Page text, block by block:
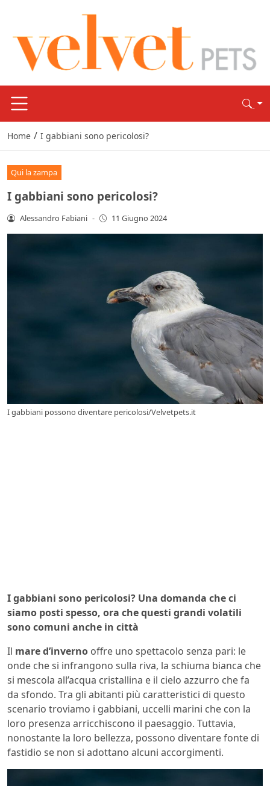
Home / I gabbiani sono pericolosi?
Qui la zampa
I gabbiani sono pericolosi?
Alessandro Fabiani - 11 Giugno 2024
I gabbiani possono diventare pericolosi/Velvetpets.it
I gabbiani sono pericolosi? Una domanda che ci
siamo posti spesso, ora che questi grandi volatili
sono comuni anche in città
Il mare d’inverno offre uno spettacolo senza pari: le
onde che si infrangono sulla riva, la schiuma bianca che
si mescola all’acqua cristallina e il cielo azzurro che fa
da sfondo. Tra gli abitanti più caratteristici di questo
scenario troviamo i gabbiani, uccelli marini che con la
loro presenza arricchiscono il paesaggio. Tuttavia,
nonostante la loro bellezza, possono diventare fonte di
fastidio se non si adottano alcuni accorgimenti.